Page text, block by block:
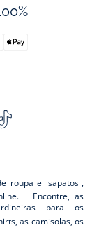
roupa e sapatos ,
Encontre, as
para os
as camisolas, os